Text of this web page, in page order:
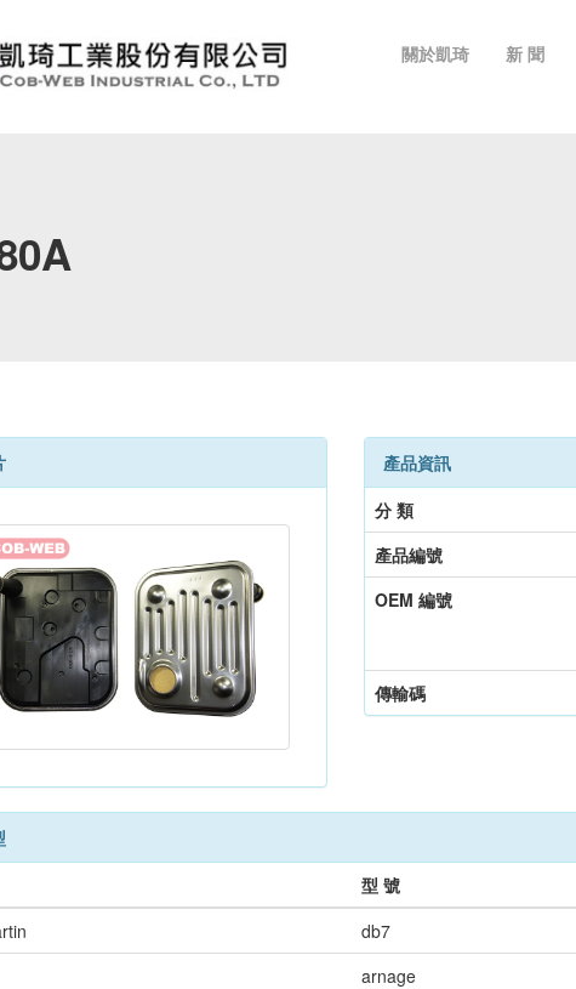
關於凱琦 新 聞
產品資訊
分 類
產品編號
OEM 編號
傳輸碼
型 號
db7
arnage